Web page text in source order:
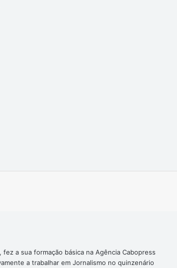
a sua formação básica na Agência Cabopress
a trabalhar em Jornalismo no quinzenário